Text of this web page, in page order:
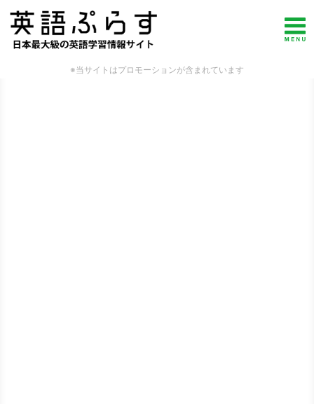
※当サイトはプロモーションが含まれています